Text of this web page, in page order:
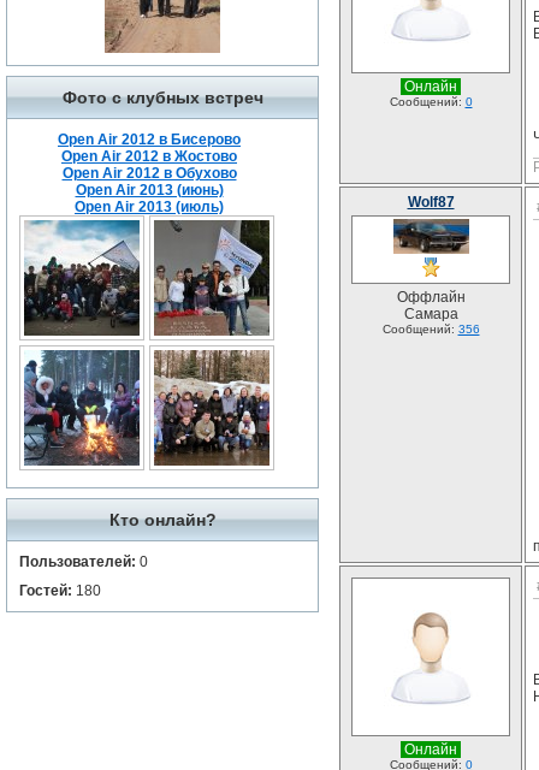
Фото с клубных встреч
Open Air 2012 в Бисерово
Open Air 2012 в Жостово
Open Air 2012 в Обухово
Open Air 2013 (июнь)
Open Air 2013 (июль)
Кто онлайн?
Пользователей: 0
Гостей: 180
Онлайн
Сообщений: 0
Wolf87
Оффлайн
Самара
Сообщений: 356
Онлайн
Сообщений: 0